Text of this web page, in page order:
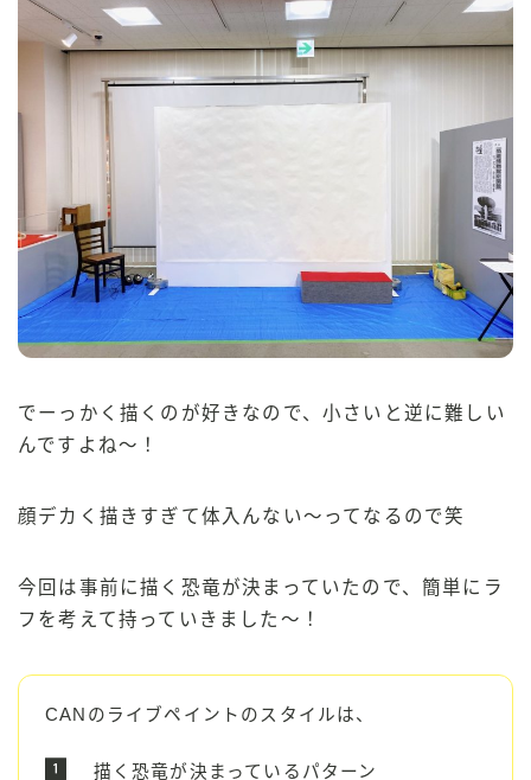
でーっかく描くのが好きなので、小さいと逆に難しい
んですよね〜！
顔デカく描きすぎて体入んない〜ってなるので笑
今回は事前に描く恐竜が決まっていたので、簡単にラ
フを考えて持っていきました〜！
CANのライブペイントのスタイルは、
描く恐竜が決まっているパターン